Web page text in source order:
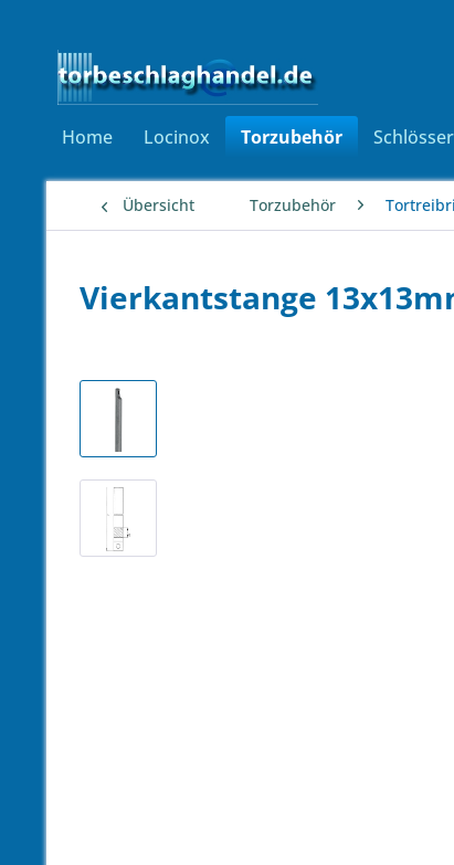
Home Locinox Torzubehör Schlösser
Übersicht Torzubehör
Vierkantstange